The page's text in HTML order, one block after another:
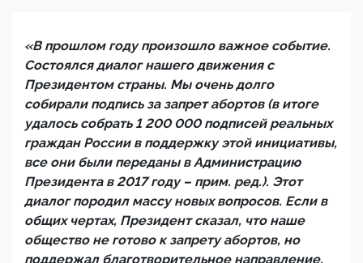
«В прошлом году произошло важное событие.
Состоялся диалог нашего движения с
Президентом страны. Мы очень долго
собирали подпись за запрет абортов (в итоге
удалось собрать 1 200 000 подписей реальных
граждан России в поддержку этой инициативы,
все они были переданы в Администрацию
Президента в 2017 году – прим. ред.). Этот
диалог породил массу новых вопросов. Если в
общих чертах, Президент сказал, что наше
общество не готово к запрету абортов, но
поддержал благотворительное направление,